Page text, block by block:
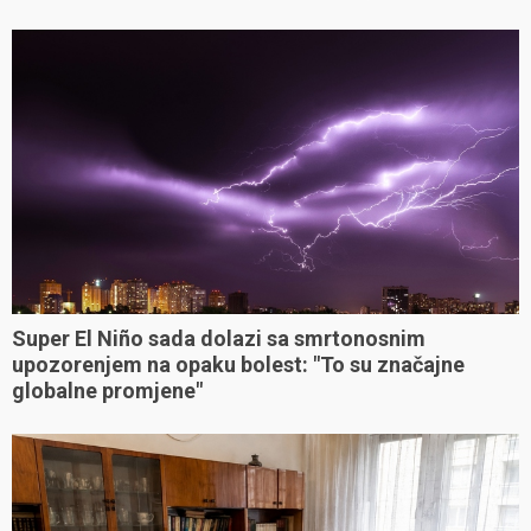
Super El Niño sada dolazi sa smrtonosnim
upozorenjem na opaku bolest: "To su značajne
globalne promjene"